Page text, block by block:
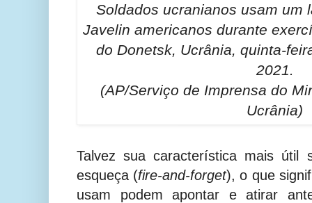
Soldados ucranianos usam um
Javelin americanos durante
do Donetsk, Ucrânia, quinta-
2021.
(AP/Serviço de Imprensa do
Ucrânia)
Talvez sua característica mais útil
esqueça (fire-and-forget), o que
usam podem apontar e atirar